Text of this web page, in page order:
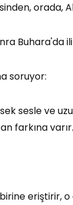
orada,
Buhara'da
soruyor:
sesle ve
farkına
eriştirir,